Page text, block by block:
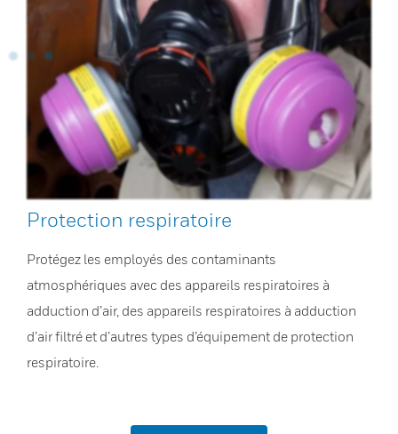
Protection respiratoire
Protégez les employés des contaminants
atmosphériques avec des appareils respiratoires à
adduction d’air, des appareils respiratoires à adduction
d’air filtré et d’autres types d’équipement de protection
respiratoire.